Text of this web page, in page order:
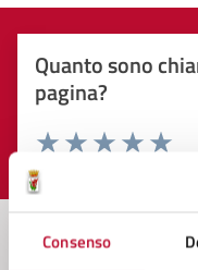
Consenso
Quanto sono
pagina?
Valuta 1 stelle su 5